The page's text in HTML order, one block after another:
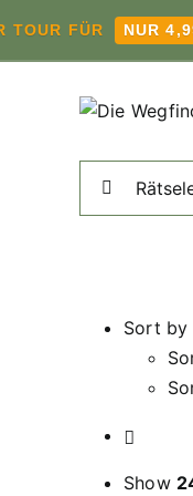
FÜR NUR 4,99 €
Sort by
Show